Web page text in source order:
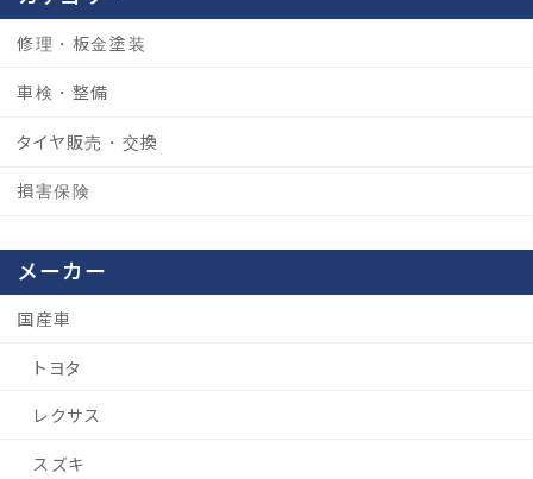
修理・板金塗装
車検・整備
タイヤ販売・交換
損害保険
メーカー
国産車
トヨタ
レクサス
スズキ